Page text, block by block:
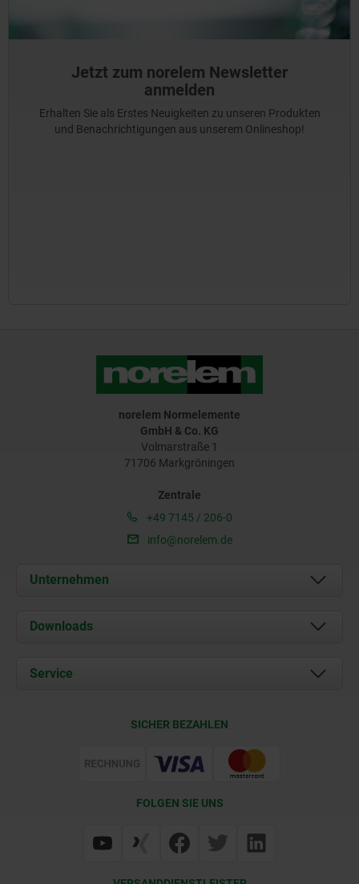
Jetzt zum norelem Newsletter
anmelden
Erhalten Sie als Erstes Neuigkeiten zu unseren Produkten
und Benachrichtigungen aus unserem Onlineshop!
norelem Normelemente
GmbH & Co. KG
Volmarstraße 1
71706 Markgröningen
Zentrale
+49 7145 / 206-0
info@norelem.de
Unternehmen
Über uns
Karriere
Downloads
Service
Web Support
SICHER BEZAHLEN
FOLGEN SIE UNS